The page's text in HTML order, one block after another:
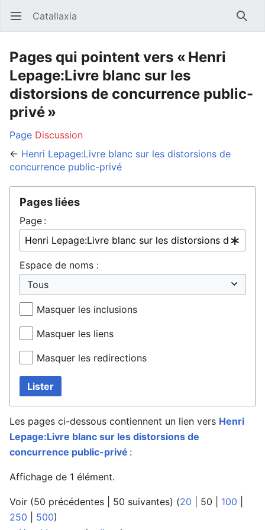
Ouvrir le menu principal Catallaxia
Pages qui pointent vers « Henri
Lepage:Livre blanc sur les
distorsions de concurrence public-
privé »
Page Discussion
← Henri Lepage:Livre blanc sur les distorsions de
concurrence public-privé
Pages liées
Page :
Espace de noms :
Masquer les inclusions
Masquer les liens
Masquer les redirections
Lister
Les pages ci-dessous contiennent un lien vers Henri
Lepage:Livre blanc sur les distorsions de
concurrence public-privé :
Affichage de 1 élément.
Voir (50 précédentes 50 suivantes) (20 50 100
250
500)